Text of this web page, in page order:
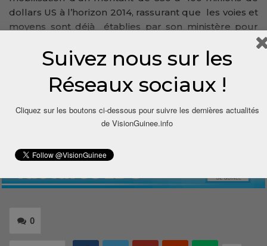
dollars US à l’horizon 2014, rassurant que les voies et
moyens sont déjà établies par son ministère pour
atteindre cet objectif pour le bonheur et la
prospérité des populations guinéennes.
Boubacar Sidy BAH, pour VisionGuinee.Info
0
Suivez nous sur les
Réseaux sociaux !
Cliquez sur les boutons ci-dessous pour suivre les dernières actualités
de VisionGuinee.info